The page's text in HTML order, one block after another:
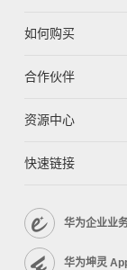
如何购买
合作伙伴
资源中心
快速链接
华为企业业
华为坤灵